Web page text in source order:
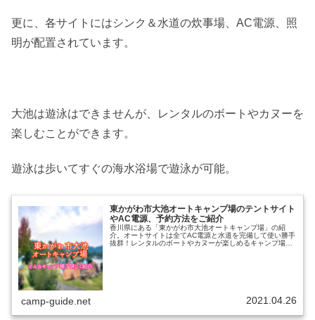
更に、各サイトにはシンク＆水道の炊事場、AC電源、照
明が配置されています。
大池は遊泳はできませんが、レンタルのボートやカヌーを
楽しむことができます。
遊泳は歩いてすぐの海水浴場で遊泳が可能。
東かがわ市大池オートキャンプ場のテントサイト
やAC電源、予約方法をご紹介
香川県にある「東かがわ市大池オートキャンプ場」の紹
介。オートサイトは全てAC電源と水道を完備して使い勝手
抜群！レンタルのボートやカヌーが楽しめるキャンプ場で
camp-guide.net 2021.04.26